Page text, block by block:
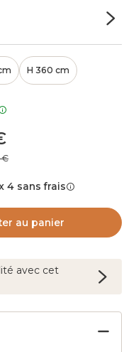
H 360 cm
€
4 sans frais
au panier
avec cet